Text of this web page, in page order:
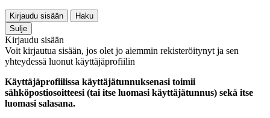
Kirjaudu sisään
Haku
Sulje
Kirjaudu sisään
Voit kirjautua sisään, jos olet jo aiemmin rekisteröitynyt ja sen
yhteydessä luonut käyttäjäprofiilin
Käyttäjäprofiilissa käyttäjätunnuksenasi toimii
sähköpostiosoitteesi (tai itse luomasi käyttäjätunnus) sekä itse
luomasi salasana.